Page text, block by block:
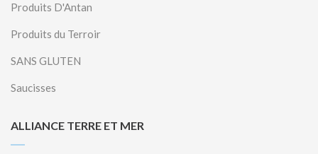
Produits D'Antan
Produits du Terroir
SANS GLUTEN
Saucisses
ALLIANCE TERRE ET MER